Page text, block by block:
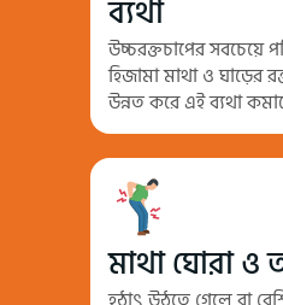
ব্যথা
উচ্চরক্তচাপের সবচেয়ে
হিজামা মাথা ও ঘাড়ের
উন্নত করে এই ব্যথা
মাথা ঘোরা ও